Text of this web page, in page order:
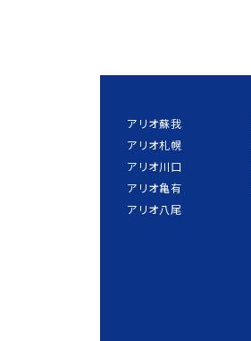
アリオ蘇我
アリオ札幌
アリオ川口
アリオ亀有
アリオ八尾